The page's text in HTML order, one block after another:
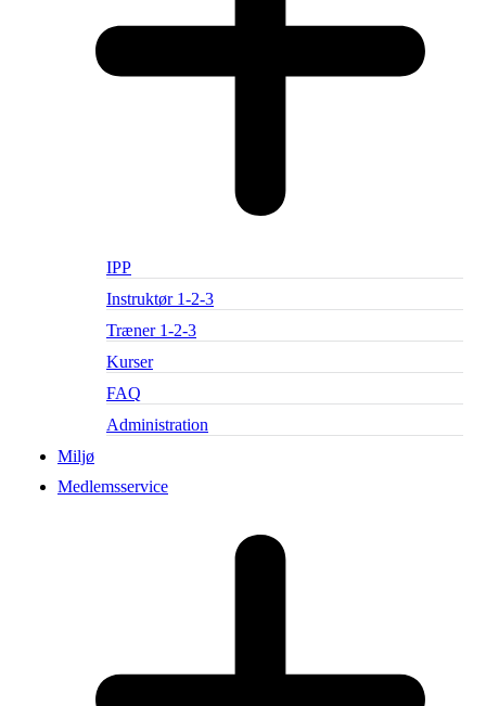
IPP
Instruktør 1-2-3
Træner 1-2-3
Kurser
FAQ
Administration
Miljø
Medlemsservice